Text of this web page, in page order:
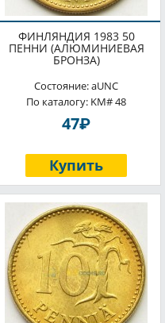
ФИНЛЯНДИЯ 1983 50
ПЕННИ (АЛЮМИНИЕВАЯ
БРОНЗА)
Состояние: aUNC
По каталогу: KM# 48
47P
Купить